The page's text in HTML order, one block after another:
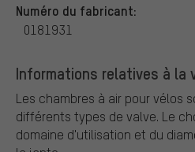
Numéro du fabricant:
0181931
Informations relatives à la
Les chambres à air pour vélos
différents types de valve. Le
domaine d'utilisation et du